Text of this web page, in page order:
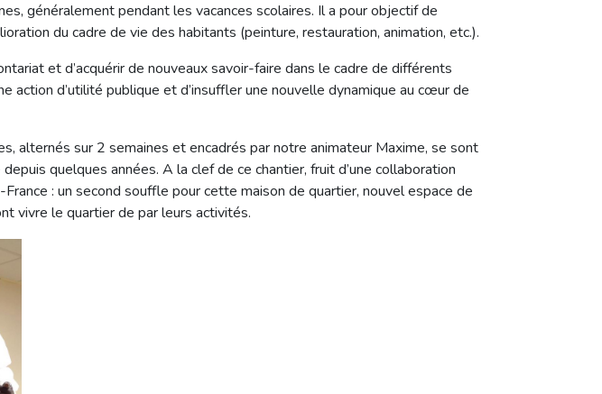
généralement pendant les vacances scolaires. Il a pour objectif de
du cadre de vie des habitants (peinture, restauration, animation, etc.).
et d’acquérir de nouveaux savoir-faire dans le cadre de différents
action d’utilité publique et d’insuffler une nouvelle dynamique au cœur de
alternés sur 2 semaines et encadrés par notre animateur Maxime, se sont
quelques années. A la clef de ce chantier, fruit d’une collaboration
: un second souffle pour cette maison de quartier, nouvel espace de
vivre le quartier de par leurs activités.